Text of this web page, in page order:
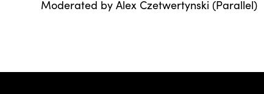
Moderated by Alex Czetwertynski (Parallel)